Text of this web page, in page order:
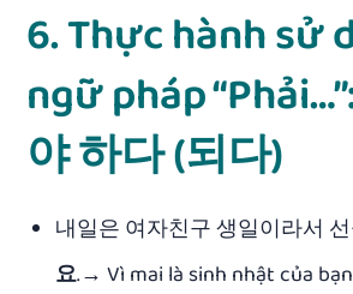
6. Thực hành sử
ngữ pháp
야 하다 (되다)
내일은 여자친구 생일이라서
요.→ Vì mai là sinh nhật của